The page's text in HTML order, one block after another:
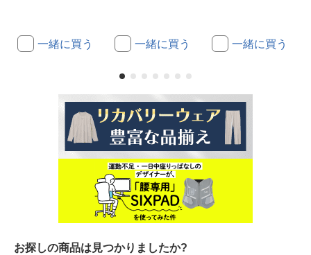
一緒に買う 一緒に買う 一緒に買う
お探しの商品は見つかりましたか?